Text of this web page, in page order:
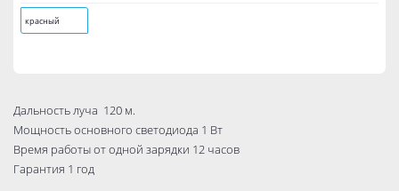
красный
Дальность луча 120 м.
Мощность основного светодиода 1 Вт
Время работы от одной зарядки 12 часов
Гарантия 1 год